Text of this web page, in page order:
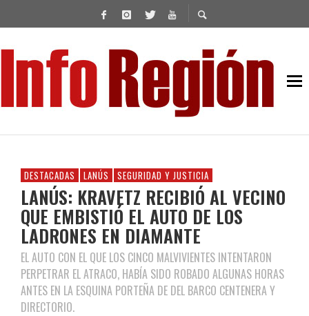
DESTACADAS LANÚS SEGURIDAD Y JUSTICIA
LANÚS: KRAVETZ RECIBIÓ AL VECINO
QUE EMBISTIÓ EL AUTO DE LOS
LADRONES EN DIAMANTE
EL AUTO CON EL QUE LOS CINCO MALVIVIENTES INTENTARON
PERPETRAR EL ATRACO, HABÍA SIDO ROBADO ALGUNAS HORAS
ANTES EN LA ESQUINA PORTEÑA DE DEL BARCO CENTENERA Y
DIRECTORIO.